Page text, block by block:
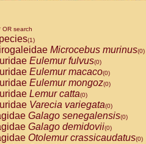
OR search
(1)
Microcebus murinus(0)
Eulemur fulvus(0)
Eulemur macaco(0)
Eulemur mongoz(0)
Lemur catta(0)
Varecia variegata(0)
Galago senegalensis(0)
Galago demidovii(0)
Otolemur crassicaudatus(0)